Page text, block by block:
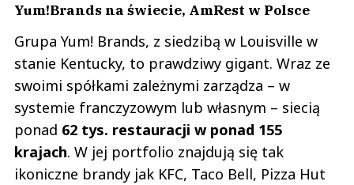
Yum!Brands na świecie, AmRest w Polsce
Grupa Yum! Brands, z siedzibą w Louisville w
stanie Kentucky, to prawdziwy gigant. Wraz ze
swoimi spółkami zależnymi zarządza – w
systemie franczyzowym lub własnym – siecią
ponad 62 tys. restauracji w ponad 155
krajach. W jej portfolio znajdują się tak
ikoniczne brandy jak KFC, Taco Bell, Pizza Hut